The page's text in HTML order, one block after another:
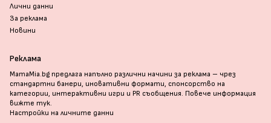
Лични данни
За реклама
Новини
Реклама
MamaMia.bg предлага напълно различни начини за реклама – чрез
стандартни банери, иновативни формати, спонсорство на
категории, интерактивни игри и PR съобщения. Повече информация
вижте тук.
Настройки на личните данни